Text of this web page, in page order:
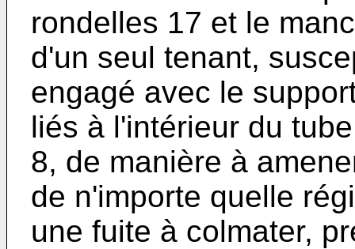
rondelles 17 et le
d'un seul tenant,
engagé avec le
liés à l'intérieur du
8, de manière à
de n'importe quelle
une fuite à colmater,